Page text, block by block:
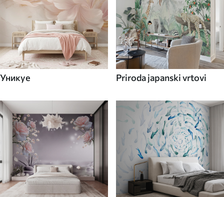
Уникуе Priroda japanski vrtovi